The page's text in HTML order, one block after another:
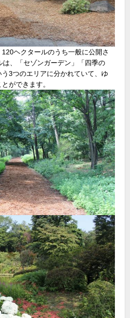
ヘクタールのうち一般に公開さ
、「セゾンガーデン」「四季の
3つのエリアに分かれていて、ゆ
ができます。